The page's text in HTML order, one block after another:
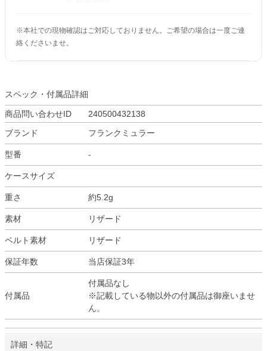
※本社での現物確認はご対応しておりません。ご希望の場合は一度ご連
絡くださいませ。
スペック・付属品詳細
商品問い合わせID
240500432138
ブランド
フランクミュラー
型番 -
ケースサイズ
重さ 約5.2g
素材 リザード
ベルト素材 リザード
保証年数 当店保証3年
付属品
付属品なし
※記載している物以外の付属品は御座いませ
ん。
詳細・特記